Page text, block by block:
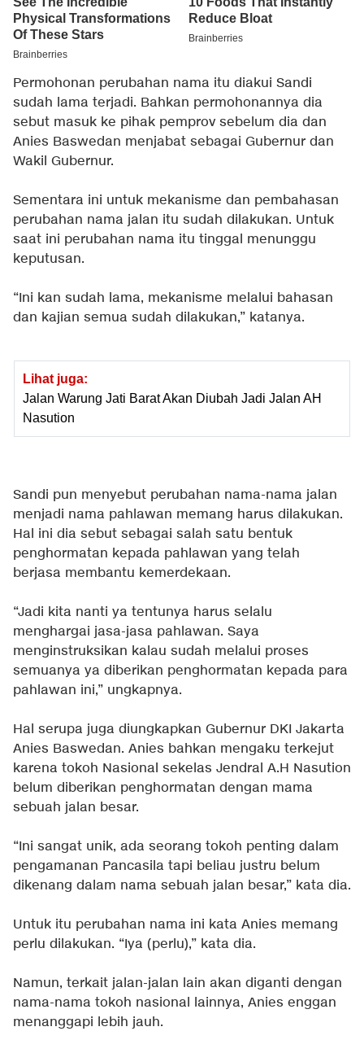
Permohonan perubahan nama itu diakui Sandi
sudah lama terjadi. Bahkan permohonannya dia
sebut masuk ke pihak pemprov sebelum dia dan
Anies Baswedan menjabat sebagai Gubernur dan
Wakil Gubernur.
Sementara ini untuk mekanisme dan pembahasan
perubahan nama jalan itu sudah dilakukan. Untuk
saat ini perubahan nama itu tinggal menunggu
keputusan.
“Ini kan sudah lama, mekanisme melalui bahasan
dan kajian semua sudah dilakukan,” katanya.
Lihat juga:
Jalan Warung Jati Barat Akan Diubah Jadi Jalan AH
Nasution
Sandi pun menyebut perubahan nama-nama jalan
menjadi nama pahlawan memang harus dilakukan.
Hal ini dia sebut sebagai salah satu bentuk
penghormatan kepada pahlawan yang telah
berjasa membantu kemerdekaan.
“Jadi kita nanti ya tentunya harus selalu
menghargai jasa-jasa pahlawan. Saya
menginstruksikan kalau sudah melalui proses
semuanya ya diberikan penghormatan kepada para
pahlawan ini,” ungkapnya.
Hal serupa juga diungkapkan Gubernur DKI Jakarta
Anies Baswedan. Anies bahkan mengaku terkejut
karena tokoh Nasional sekelas Jendral A.H Nasution
belum diberikan penghormatan dengan mama
sebuah jalan besar.
“Ini sangat unik, ada seorang tokoh penting dalam
pengamanan Pancasila tapi beliau justru belum
dikenang dalam nama sebuah jalan besar,” kata dia.
Untuk itu perubahan nama ini kata Anies memang
perlu dilakukan. “Iya (perlu),” kata dia.
Namun, terkait jalan-jalan lain akan diganti dengan
nama-nama tokoh nasional lainnya, Anies enggan
menanggapi lebih jauh.